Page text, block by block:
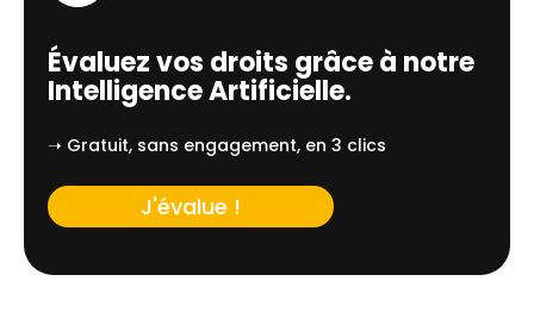
Évaluez vos droits grâce à notre
Intelligence Artificielle.
➝ Gratuit, sans engagement, en 3 clics
J'évalue !